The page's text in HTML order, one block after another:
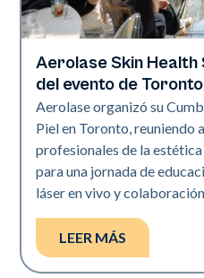
Tecnología Aerolase
Aerolase Skin Health
del evento de Toronto
Aerolase organizó su
Piel en Toronto, reuniendo
profesionales de la
para una jornada de
láser en vivo y
LEER MÁS